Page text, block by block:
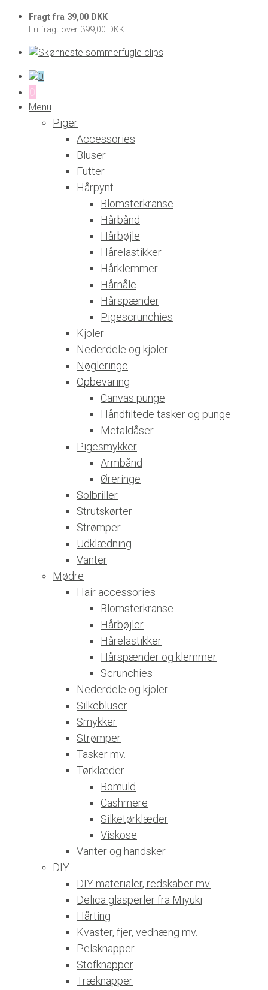
Fragt fra 39,00 DKK
Fri fragt over 399,00 DKK
0
0
Menu
Piger
Accessories
Bluser
Futter
Hårpynt
Blomsterkranse
Hårbånd
Hårbøjle
Hårelastikker
Hårklemmer
Hårnåle
Hårspænder
Pigescrunchies
Kjoler
Nederdele og kjoler
Nøgleringe
Opbevaring
Canvas punge
Håndfiltede tasker og punge
Metaldåser
Pigesmykker
Armbånd
Øreringe
Solbriller
Strutskørter
Strømper
Udklædning
Vanter
Mødre
Hair accessories
Blomsterkranse
Hårbøjler
Hårelastikker
Hårspænder og klemmer
Scrunchies
Nederdele og kjoler
Silkebluser
Smykker
Strømper
Tasker mv.
Tørklæder
Bomuld
Cashmere
Silketørklæder
Viskose
Vanter og handsker
DIY
DIY materialer, redskaber mv.
Delica glasperler fra Miyuki
Hårting
Kvaster, fjer, vedhæng mv.
Pelsknapper
Stofknapper
Træknapper